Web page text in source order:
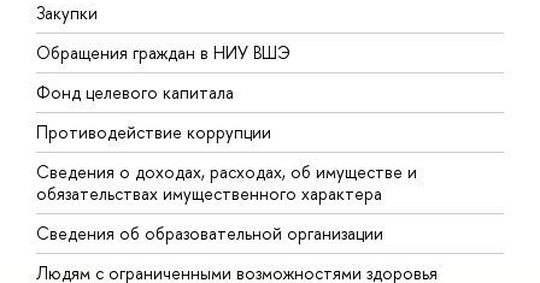
Закупки
Обращения граждан в НИУ ВШЭ
Фонд целевого капитала
Противодействие коррупции
Сведения о доходах, расходах, об имуществе и
обязательствах имущественного характера
Сведения об образовательной организации
Людям с ограниченными возможностями здоровья